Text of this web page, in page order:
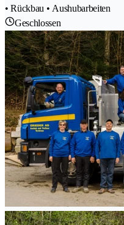
• Rückbau • Aushubarbeiten
Geschlossen